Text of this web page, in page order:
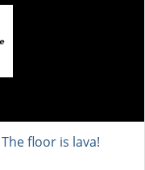
floor is lava!